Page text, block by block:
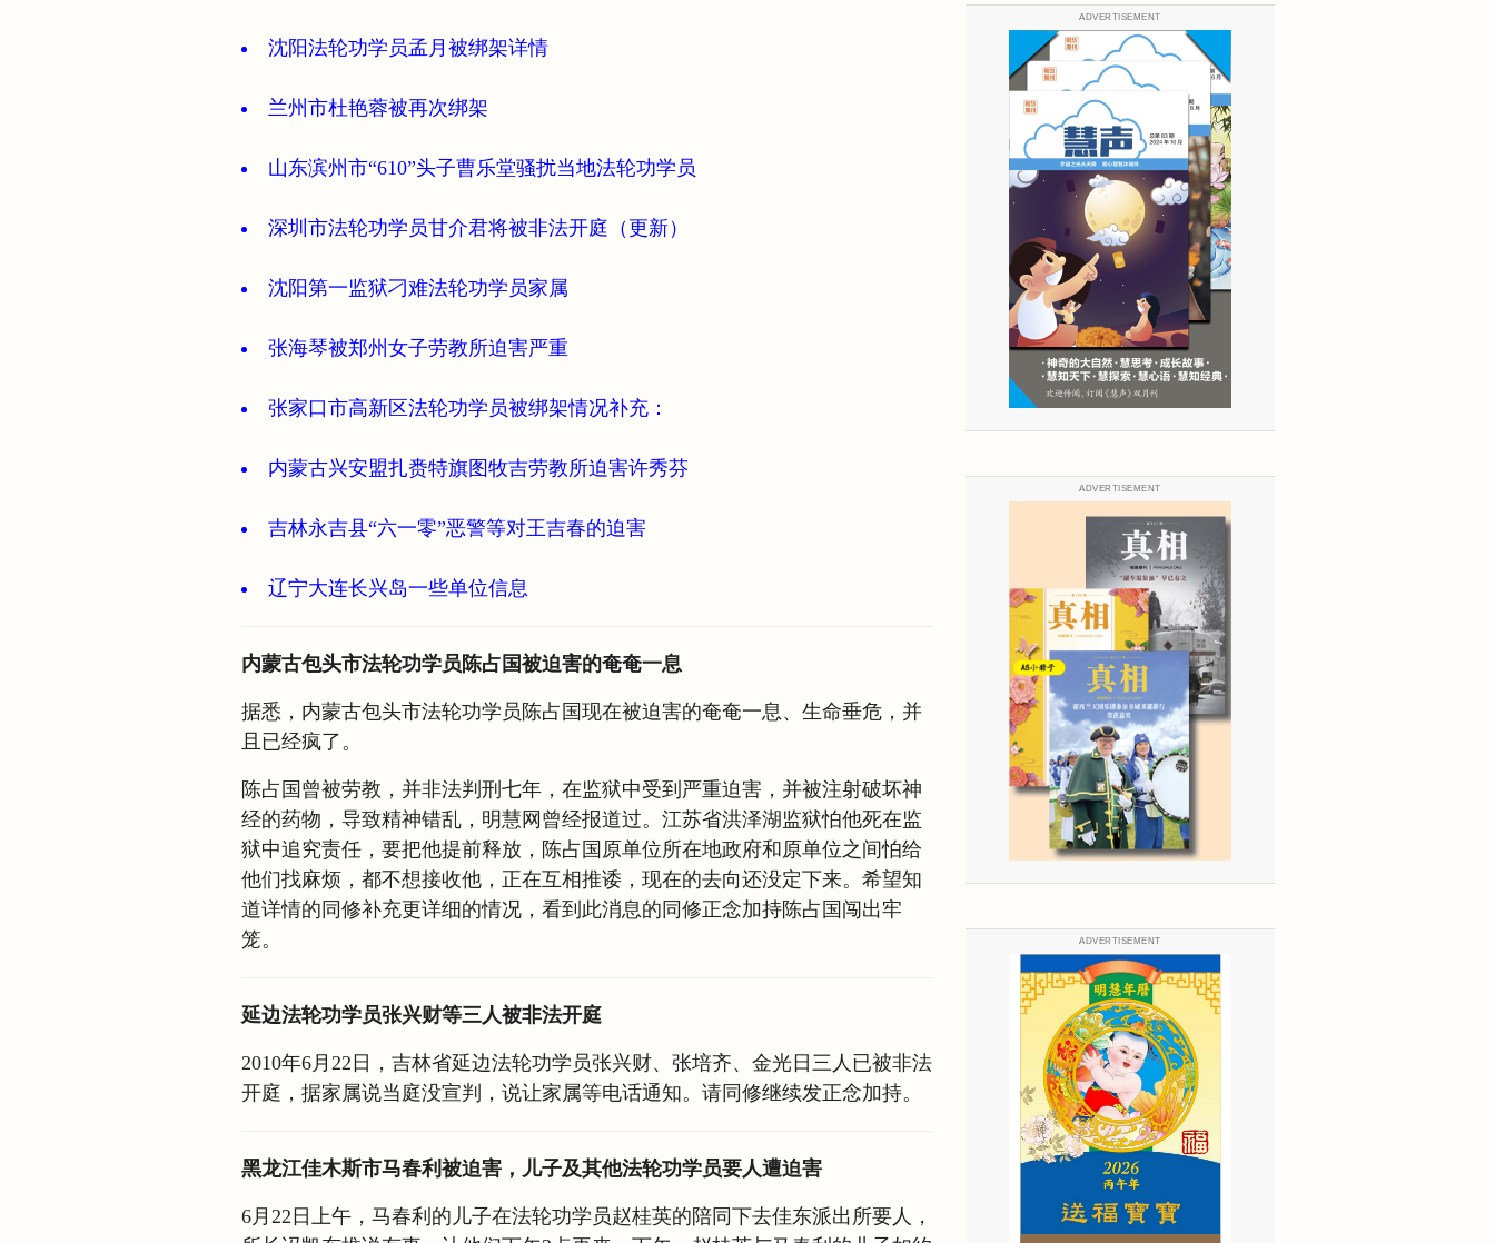
沈阳法轮功学员孟月被绑架详情
兰州市杜艳蓉被再次绑架
山东滨州市“610”头子曹乐堂骚扰当地法轮功学员
深圳市法轮功学员甘介君将被非法开庭（更新）
沈阳第一监狱刁难法轮功学员家属
张海琴被郑州女子劳教所迫害严重
张家口市高新区法轮功学员被绑架情况补充：
内蒙古兴安盟扎赉特旗图牧吉劳教所迫害许秀芬
吉林永吉县“六一零”恶警等对王吉春的迫害
辽宁大连长兴岛一些单位信息
内蒙古包头市法轮功学员陈占国被迫害的奄奄一息
据悉，内蒙古包头市法轮功学员陈占国现在被迫害的奄奄一息、生命垂危，并
且已经疯了。
陈占国曾被劳教，并非法判刑七年，在监狱中受到严重迫害，并被注射破坏神
经的药物，导致精神错乱，明慧网曾经报道过。江苏省洪泽湖监狱怕他死在监
狱中追究责任，要把他提前释放，陈占国原单位所在地政府和原单位之间怕给
他们找麻烦，都不想接收他，正在互相推诿，现在的去向还没定下来。希望知
道详情的同修补充更详细的情况，看到此消息的同修正念加持陈占国闯出牢
笼。
延边法轮功学员张兴财等三人被非法开庭
2010年6月22日，吉林省延边法轮功学员张兴财、张培齐、金光日三人已被非法
开庭，据家属说当庭没宣判，说让家属等电话通知。请同修继续发正念加持。
黑龙江佳木斯市马春利被迫害，儿子及其他法轮功学员要人遭迫害
6月22日上午，马春利的儿子在法轮功学员赵桂英的陪同下去佳东派出所要人，
ADVERTISEMENT
ADVERTISEMENT
ADVERTISEMENT